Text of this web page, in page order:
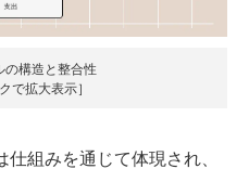
の構造と整合性
で拡大表示］
組みを通じて体現され、